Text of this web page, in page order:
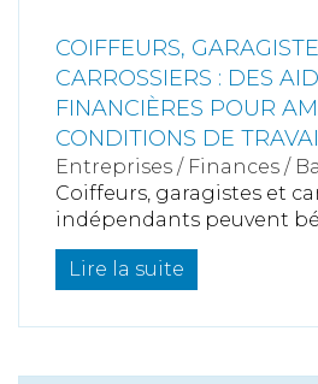
COIFFEURS,
CARROSSIERS : DES
FINANCIÈRES POUR
CONDITIONS DE
Entreprises / Finances /
Coiffeurs, garagistes et
indépendants peuvent
Lire la suite